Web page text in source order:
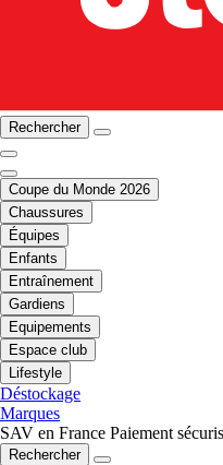
Rechercher
Coupe du Monde 2026
Chaussures
Équipes
Enfants
Entraînement
Gardiens
Equipements
Espace club
Lifestyle
Déstockage
Marques
SAV en France Paiement
Rechercher